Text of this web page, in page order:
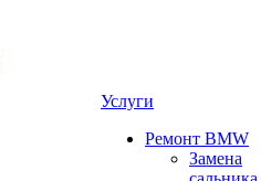
Услуги
Ремонт BMW
Замена